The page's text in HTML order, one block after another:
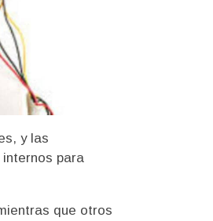
y las
para
que otros